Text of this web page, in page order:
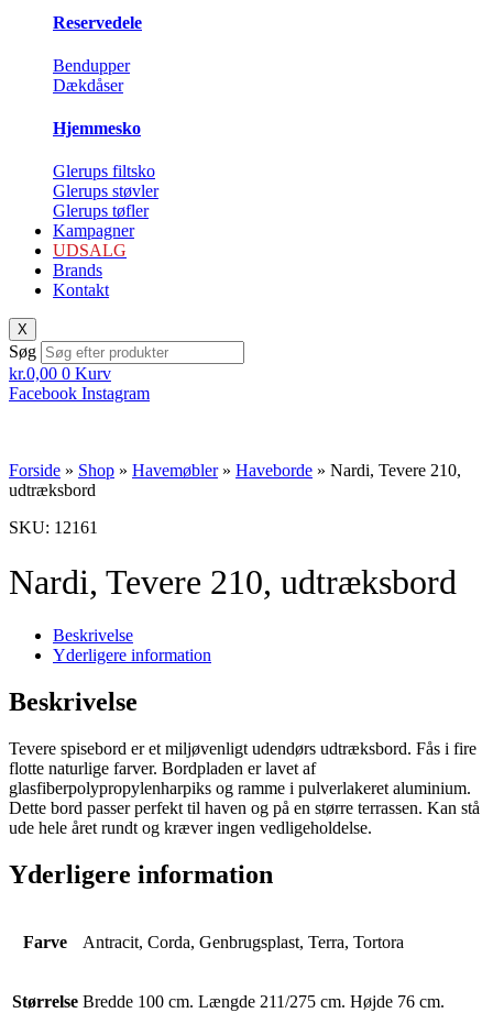
Reservedele
Bendupper
Dækdåser
Hjemmesko
Glerups filtsko
Glerups støvler
Glerups tøfler
Kampagner
UDSALG
Brands
Kontakt
X
Søg
kr.0,00 0 Kurv
Facebook Instagram
Forside » Shop » Havemøbler» Haveborde » Nardi, Tevere 210,
udtræksbord
SKU: 12161
Nardi, Tevere 210, udtræksbord
Beskrivelse
Yderligere information
Beskrivelse
Tevere spisebord er et miljøvenligt udendørs udtræksbord. Fås i fire
flotte naturlige farver. Bordpladen er lavet af
glasfiberpolypropylenharpiks og ramme i pulverlakeret aluminium.
Dette bord passer perfekt til haven og på en større terrassen. Kan stå
ude hele året rundt og kræver ingen vedligeholdelse.
Yderligere information
Farve Antracit, Corda, Genbrugsplast, Terra, Tortora
Størrelse Bredde 100 cm. Længde 211/275 cm. Højde 76 cm.